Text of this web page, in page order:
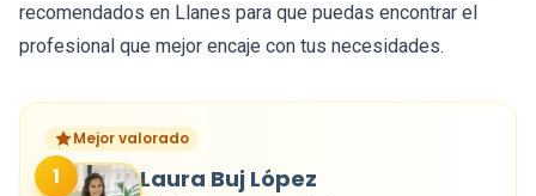
recomendados en Llanes para que puedas encontrar el
profesional que mejor encaje con tus necesidades.
Mejor valorado
1 Laura Buj López